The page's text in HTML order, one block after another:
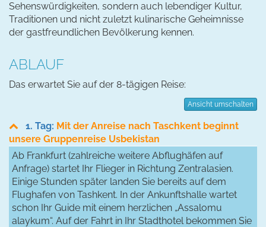
Sehenswürdigkeiten, sondern auch lebendiger Kultur,
Traditionen und nicht zuletzt kulinarische Geheimnisse
der gastfreundlichen Bevölkerung kennen.
ABLAUF
Das erwartet Sie auf der 8-tägigen Reise:
Ansicht umschalten
1. Tag: Mit der Anreise nach Taschkent beginnt
unsere Gruppenreise Usbekistan
Ab Frankfurt (zahlreiche weitere Abflughäfen auf
Anfrage) startet Ihr Flieger in Richtung Zentralasien.
Einige Stunden später landen Sie bereits auf dem
Flughafen von Tashkent. In der Ankunftshalle wartet
schon Ihr Guide mit einem herzlichen „Assalomu
alaykum“. Auf der Fahrt in Ihr Stadthotel bekommen Sie